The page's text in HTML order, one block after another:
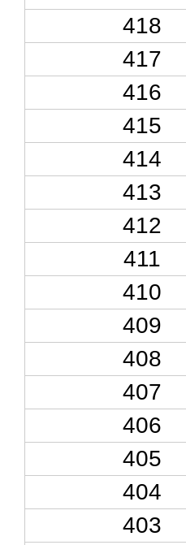
418
417
416
415
414
413
412
411
410
409
408
407
406
405
404
403